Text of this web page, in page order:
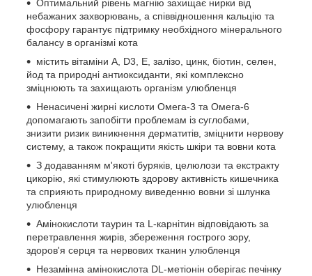
Оптимальний рівень магнію захищає нирки від
небажаних захворювань, а співвідношення кальцію та
фосфору гарантує підтримку необхідного мінерального
балансу в організмі кота
містить вітаміни А, D3, Е, залізо, цинк, біотин, селен,
йод та природні антиоксиданти, які комплексно
зміцнюють та захищають організм улюбленця
Ненасичені жирні кислоти Омега-3 та Омега-6
допомагають запобігти проблемам із суглобами,
знизити ризик виникнення дерматитів, зміцнити нервову
систему, а також покращити якість шкіри та вовни кота
З додаванням м'якоті буряків, целюлози та екстракту
цикорію, які стимулюють здорову активність кишечника
та сприяють природному виведенню вовни зі шлунка
улюбленця
Амінокислоти таурин та L-карнітин відповідають за
перетравлення жирів, збереження гострого зору,
здоров'я серця та нервових тканин улюбленця
Незамінна амінокислота DL-метіонін оберігає печінку